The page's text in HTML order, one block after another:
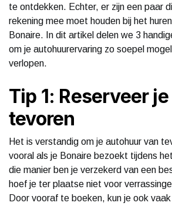
te ontdekken. Echter, er zijn een paar
rekening mee moet houden bij het
Bonaire. In dit artikel delen we 3
om je autohuurervaring zo soepel
verlopen.
Tip 1: Reserveer
tevoren
Het is verstandig om je autohuur van
vooral als je Bonaire bezoekt tijdens
die manier ben je verzekerd van een
hoef je ter plaatse niet voor
Door vooraf te boeken, kun je ook